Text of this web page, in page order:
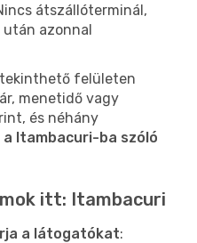
átszállóterminál,
után azonnal
felületen
menetidő vagy
és néhány
Itambacuri-ba szóló
itt: Itambacuri
a látogatókat: